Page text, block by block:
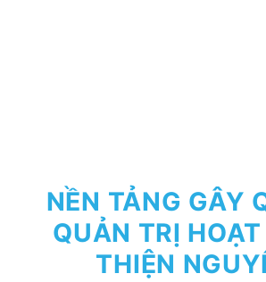
NỀN TẢNG GÂY
QUẢN TRỊ
THIỆN